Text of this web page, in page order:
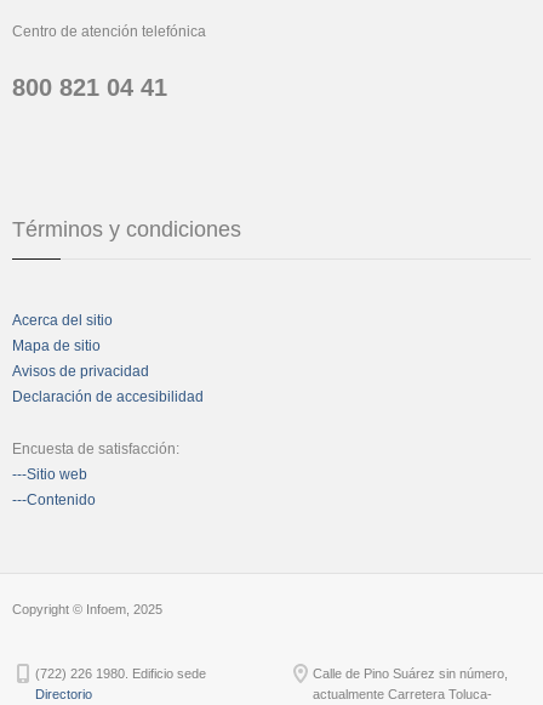
Centro de atención telefónica
800 821 04 41
Términos y condiciones
Acerca del sitio
Mapa de sitio
Avisos de privacidad
Declaración de accesibilidad
Encuesta de satisfacción:
---Sitio web
---Contenido
Copyright © Infoem, 2025
(722) 226 1980. Edificio sede
Directorio
Calle de Pino Suárez sin número,
actualmente Carretera Toluca-